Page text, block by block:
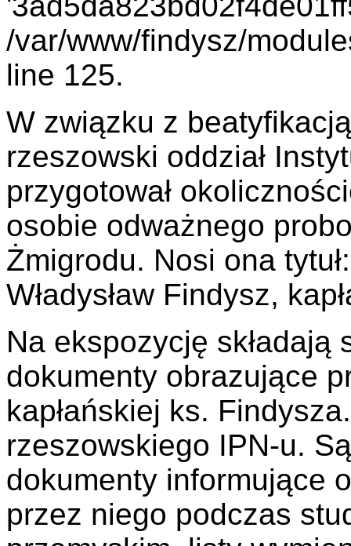
/var/www/findysz/
line 125.
W związku z
rzeszowski oddział
przygotował
osobie odważnego
Żmigrodu. Nosi ona
Władysław Findysz,
Na ekspozycję
dokumenty obrazujące
kapłańskiej ks.
rzeszowskiego IPN-u.
dokumenty informujące
przez niego podczas